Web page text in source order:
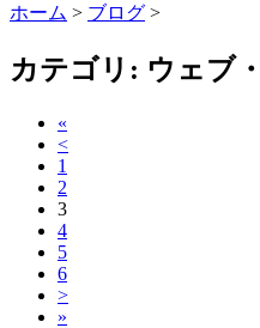
ホーム > ブログ >
カテゴリ: ウェブ
«
<
1
2
3
4
5
6
>
»